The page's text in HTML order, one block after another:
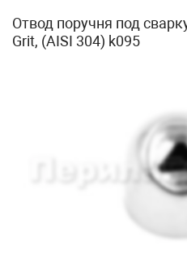
Отвод поручня под
Grit, (AISI 304) k095